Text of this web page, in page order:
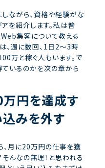
ながら、資格や経験がな
を紹介します。私は普
集客について教える
、週に数回、1日2～3時
万と稼ぐ人もいます。で
いるのかを次の章から
万円を達成す
みを外す
、月に20万円の仕事を獲
んなの無理！と思われる